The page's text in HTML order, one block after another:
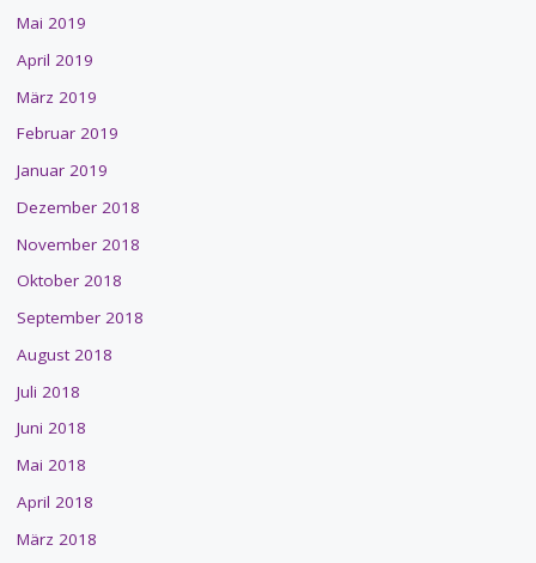
Mai 2019
April 2019
März 2019
Februar 2019
Januar 2019
Dezember 2018
November 2018
Oktober 2018
September 2018
August 2018
Juli 2018
Juni 2018
Mai 2018
April 2018
März 2018